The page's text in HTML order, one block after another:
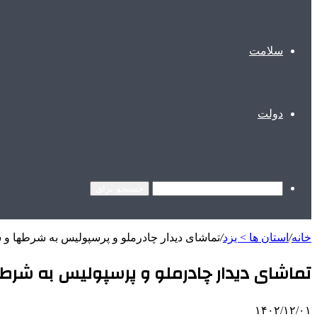
سلامت
دولت
خانه/ استان ها > یزد/تماشای دیدار چادرملو و پرسپولیس به شرطها
تماشای دیدار چادرملو و پرسپولیس به
۱۴۰۲/۱۲/۰۱